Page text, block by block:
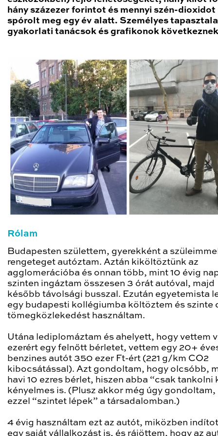
hány százezer forintot és mennyi szén-dioxidot
spórolt meg egy év alatt. Személyes
gyakorlati tanácsok és grafikonok
Rólam
Budapesten születtem, gyerekként a
rengeteget autóztam. Aztán kiköltöztünk az
agglomerációba és onnan több, mint 10 évig
szinten ingáztam összesen 3 órát autóval, majd
később távolsági busszal. Ezután egyetemista
egy budapesti kollégiumba költöztem és szinte
tömegközlekedést használtam.
Utána lediplomáztam és ahelyett, hogy vettem
ezerért egy felnőtt bérletet, vettem egy 20+
benzines autót 350 ezer Ft-ért (221 g/km CO2
kibocsátással). Azt gondoltam, hogy olcsóbb,
havi 10 ezres bérlet, hiszen abba “csak tankolni
kényelmes is. (Plusz akkor még úgy gondoltam,
ezzel “szintet lépek” a társadalomban.)
4 évig használtam ezt az autót, miközben
egy saját vállalkozást is, és rájöttem, hogy az